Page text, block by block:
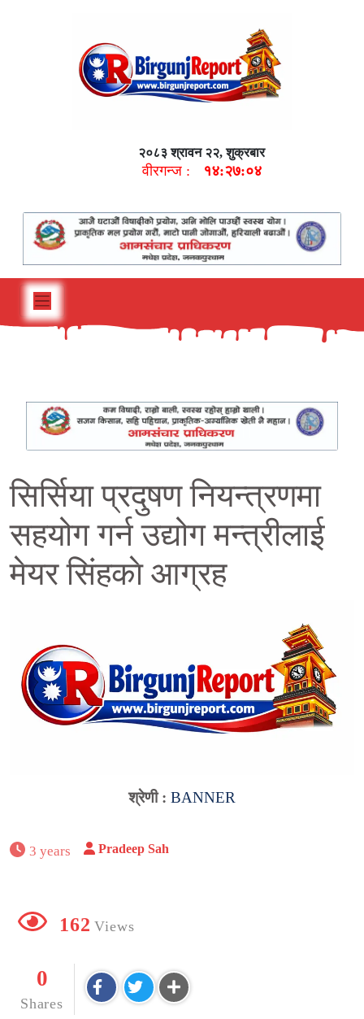
२०८३ श्रावन २२, शुक्रबार
वीरगन्ज : १४:२७:०५
सिर्सिया प्रदुषण नियन्त्रणमा
सहयोग गर्न उद्योग मन्त्रीलाई
मेयर सिंहकाे आग्रह
श्रेणी : BANNER
3 years Pradeep Sah
162 Views
0
Shares